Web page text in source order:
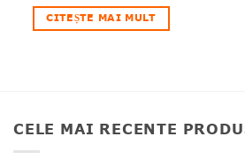
CITEȘTE MAI MULT
CELE MAI RECENTE